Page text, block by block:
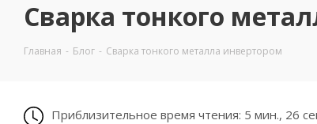
Сварка тонкого
Главная - Блог - Сварка тонкого металла инвертором
Приблизительное время чтения: 5 мин., 26